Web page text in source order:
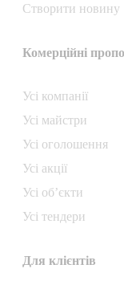
Створити новину
Комерційні
Усі компанії
Усі майстри
Усі оголошення
Усі акції
Усі об’єкти
Усі тендери
Для клієнтів